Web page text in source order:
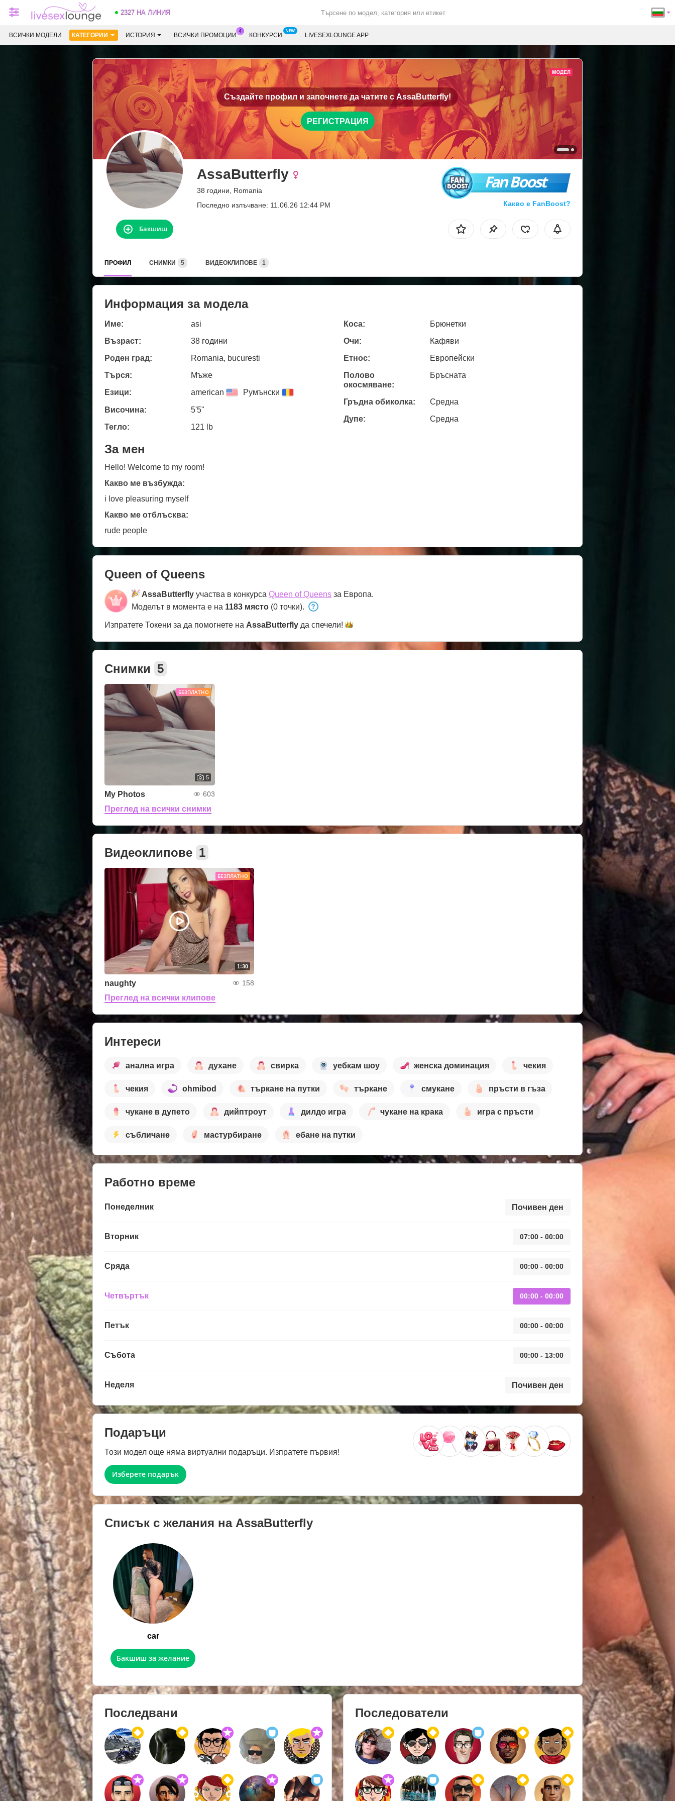
2327 НА ЛИНИЯ
ВСИЧКИ МОДЕЛИ КАТЕГОРИИ ИСТОРИЯ ВСИЧКИ ПРОМОЦИИ КОНКУРСИ LIVESEXLOUNGE APP
Създайте профил и започнете да чатите сAssaButterfly!
РЕГИСТРАЦИЯ
AssaButterfly
38 години, Romania
Последно излъчване: 11.06.26 12:44 PM
Fan Boost
Какво е FanBoost?
Бакшиш
ПРОФИЛ СНИМКИ 5 ВИДЕОКЛИПОВЕ 1
Информация за модела
Име:
asi
Възраст:
38 години
Роден град:
Romania, bucuresti
Търся:
Мъже
Езици:
american Румънски
Височина:
5'5"
Тегло:
121 lb
Коса:
Брюнетки
Очи:
Кафяви
Етнос:
Европейски
Полово
окосмяване:
Бръсната
Гръдна обиколка:
Среднa
Дупе:
Среднa
За мен
Hello! Welcome to my room!
Какво ме възбужда:
i love pleasuring myself
Какво ме отблъсква:
rude people
Queen of Queens
AssaButterfly участва в конкурса Queen of Queens за Европа.
Моделът в момента е на 1183 място (0 точки).
Изпратете Токени за да помогнете на AssaButterfly да спечели!
Снимки 5
БЕЗПЛАТНО
5
My Photos 603
Преглед на всички снимки
Видеоклипове 1
БЕЗПЛАТНО
1:30
naughty 158
Преглед на всички клипове
Интереси
анална игра духане свирка уебкам шоу женска доминация чекия
чекия ohmibod търкане на путки търкане смукане пръсти в гъза
чукане в дупето дийптроут дилдо игра чукане на крака игра с пръсти
събличане мастурбиране ебане на путки
Работно време
Понеделник Почивен ден
Вторник 07:00 - 00:00
Сряда 00:00 - 00:00
Четвъртък 00:00 - 00:00
Петък 00:00 - 00:00
Събота 00:00 - 13:00
Неделя Почивен ден
Подаръци
Този модел още няма виртуални подаръци. Изпратете първия!
Изберете подарък
Списък с желания на AssaButterfly
car
Бакшиш за желание
Последвани Последователи